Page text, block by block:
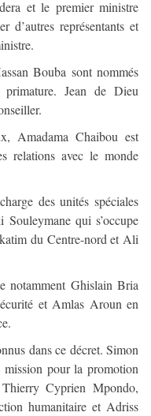
et le premier ministre
d’autres représentants et
Bouba sont nommés
Jean de Dieu
Amadama Chaibou est
relations avec le monde
des unités spéciales
qui s’occupe
du Centre-nord et Ali
notamment Ghislain Bria
et Amlas Aroun en
dans ce décret. Simon
mission pour la promotion
Cyprien Mpondo,
humanitaire et Adriss